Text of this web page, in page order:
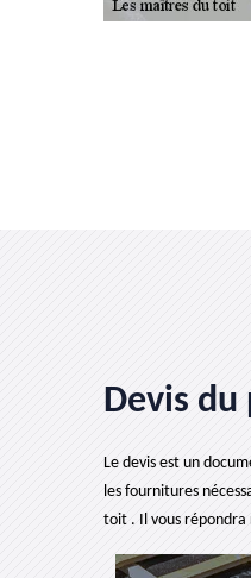
Devis
Le devis est un
les fournitures
toit . Il vous répondra